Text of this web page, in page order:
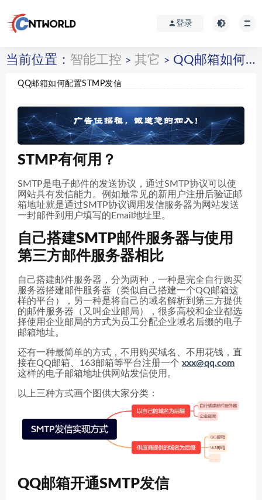
登录
当前位置： 智能工控 > 其它 > QQ邮箱如何配置STMP发信
QQ邮箱如何配置STMP发信
STMP有何用？
SMTP是电子邮件的发送协议，通过SMTP协议可以使
网站具有发信能力。例如最常见的新用户注册后验证邮
箱地址就是通过SMTP协议调用发信服务器为网站发送
一封邮件到用户填写的Email地址里。
自己搭建SMTP邮件服务器与使用
第三方邮件服务器相比
自己搭建邮件服务器，分为两种，一种是完全自行购买
服务器搭建邮件服务器（类似自己搭建一个QQ邮箱这
样的平台），另一种是将自己的域名解析到第三方提供
的邮件服务器（又叫企业邮局），很多高校和企业都选
择使用企业邮局的方式为员工分配企业域名后缀的电子
邮箱地址。
还有一种最简单的方式，不用购买域名、不用花钱，直
接在QQ邮箱、163邮箱等平台注册一个 xxx@qq.com
这样的电子邮箱地址供网站发信使用。
以上三种方式画个图供大家分类：
QQ邮箱开通SMTP发信